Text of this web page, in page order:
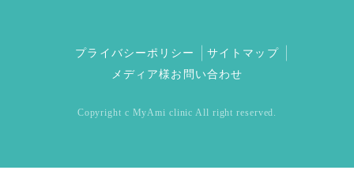
プライバシーポリシー
サイトマップ
メディア様お問い合わせ
Copyright c MyAmi clinic All right reserved.